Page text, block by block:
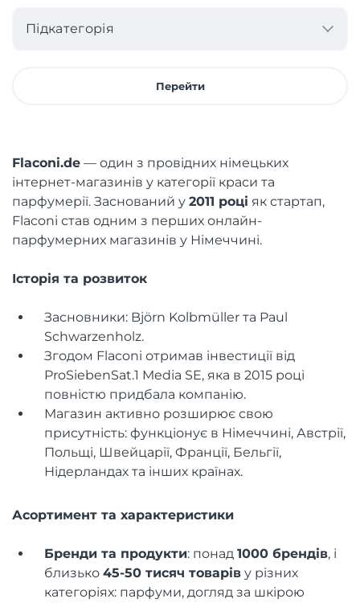
Підкатегорія
Перейти
Flaconi.de — один з провідних німецьких
інтернет-магазинів у категорії краси та
парфумерії. Заснований у 2011 році як стартап,
Flaconi став одним з перших онлайн-
парфумерних магазинів у Німеччині.
Історія та розвиток
Засновники: Björn Kolbmüller та Paul
Schwarzenholz.
Згодом Flaconi отримав інвестиції від
ProSiebenSat.1 Media SE, яка в 2015 році
повністю придбала компанію.
Магазин активно розширює свою
присутність: функціонує в Німеччині, Австрії,
Польщі, Швейцарії, Франції, Бельгії,
Нідерландах та інших країнах.
Асортимент та характеристики
Бренди та продукти: понад 1000 брендів, і
близько 45-50 тисяч товарів у різних
категоріях: парфуми, догляд за шкірою